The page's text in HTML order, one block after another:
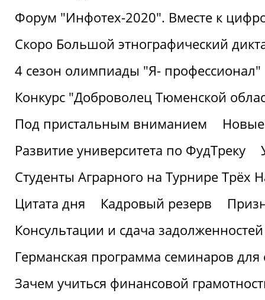
Форум "Инфотех-2020". Вместе к
Скоро Большой этнографический
4 сезон олимпиады "Я- профессионал"
Конкурс "Доброволец Тюменской
Под пристальным вниманием
Развитие университета по ФудТреку
Студенты Аграрного на Турнире Трёх
Цитата дня
Кадровый резерв
Консультации и сдача
Германская программа семинаров для
Зачем учиться финансовой